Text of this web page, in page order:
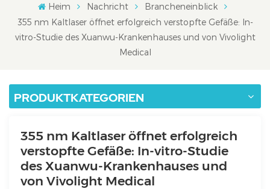
Heim Nachricht
Brancheneinblick
355 nm Kaltlaser öffnet erfolgreich verstopfte Gefäße: In-
vitro-Studie des Xuanwu-Krankenhauses und von Vivolight
Medical
PRODUKTKATEGORIEN
355 nm Kaltlaser öffnet erfolgreich
verstopfte Gefäße: In-vitro-Studie
des Xuanwu-Krankenhauses und
von Vivolight Medical